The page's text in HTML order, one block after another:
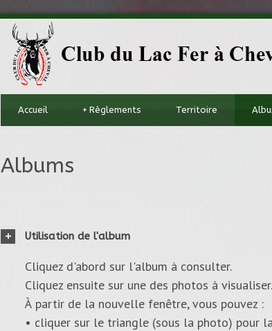
Accueil Règlements
+ Territoire
Albums
Utilisation de l'album
Cliquez d'abord sur l'album à consulter.
Cliquez ensuite sur une des photos à
À partir de la nouvelle fenêtre, vous pouvez :
• cliquer sur le triangle (sous la photo) pour